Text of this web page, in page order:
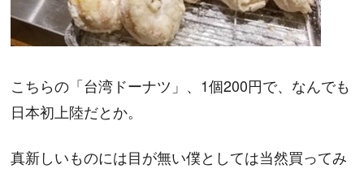
こちらの「台湾ドーナツ」、1個200円で、なんでも
日本初上陸だとか。
真新しいものには目が無い僕としては当然買ってみ